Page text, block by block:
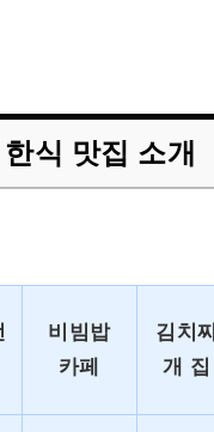
식 맛집 소개
비빔밥
카페
김치찌
개 집